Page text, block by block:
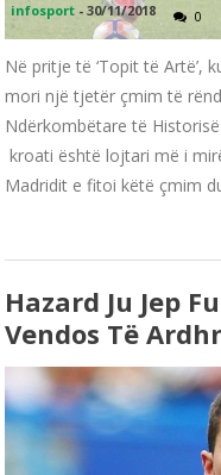
infosport -30/11/2018 0
Në pritje të ‘Topit të Artë’,
mori një tjetër çmim të
Ndërkombëtare të
kroati është lojtari më i
Madridit e fitoi këtë çmim
Hazard Ju Jep
Vendos Të